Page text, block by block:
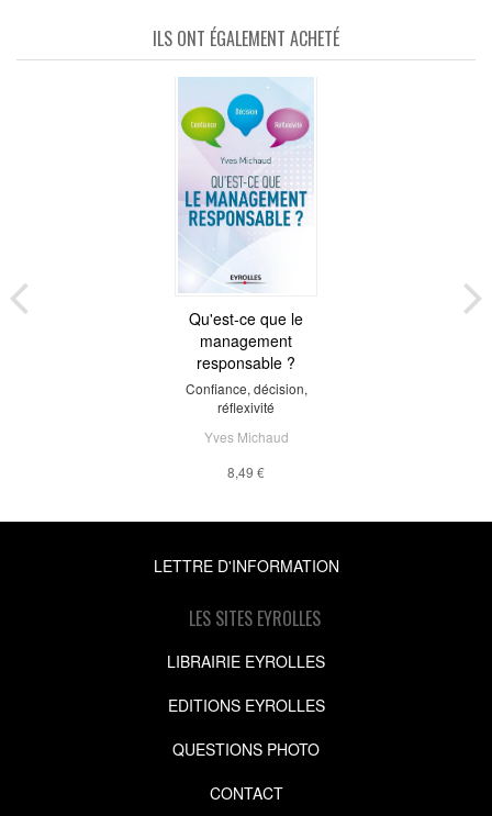
ILS ONT ÉGALEMENT ACHETÉ
Qu'est-ce que le
management
responsable ?
Confiance, décision,
réflexivité
Yves Michaud
8,49 €
LETTRE D'INFORMATION
LES SITES EYROLLES
LIBRAIRIE EYROLLES
EDITIONS EYROLLES
QUESTIONS PHOTO
CONTACT